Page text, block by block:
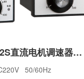
DC-52/DC-52S直流电机调速器(老款）
50/60Hz